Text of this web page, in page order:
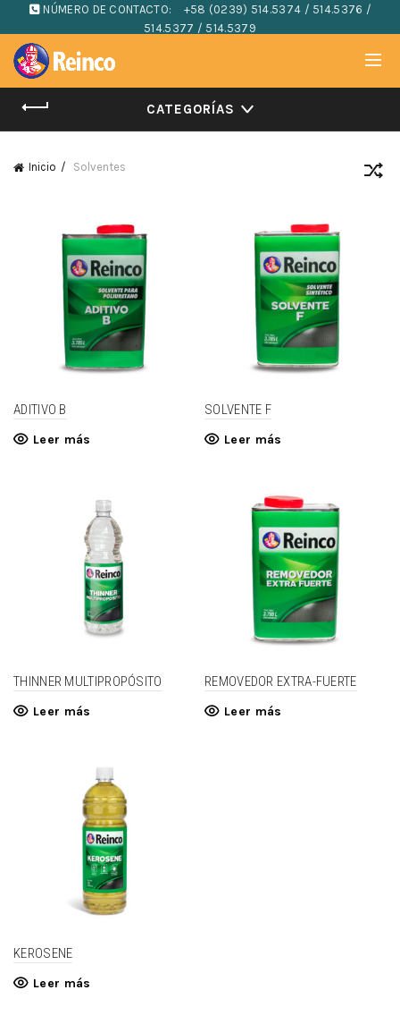
NÚMERO DE CONTACTO:
+58 (0239) 514.5374 / 514.5376 /
514.5377 / 514.5379
CATEGORÍAS
Inicio Solventes
ADITIVO B
Leer más
SOLVENTE F
Leer más
THINNER MULTIPROPÓSITO
Leer más
REMOVEDOR EXTRA-FUERTE
Leer más
KEROSENE
Leer más